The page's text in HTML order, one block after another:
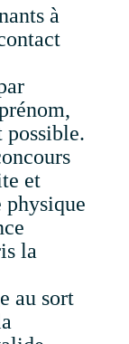
à
possible.
et
physique
la
au sort